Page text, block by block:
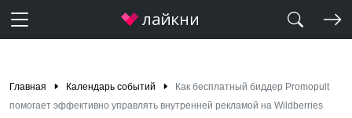
Главная Календарь событий
Как бесплатный биддер Promopult
помогает эффективно управлять внутренней рекламой на Wildberries